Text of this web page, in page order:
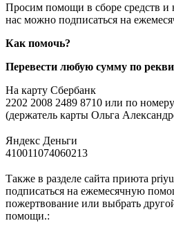
Просим помощи в сборе средств и
нас можно подписаться на
Как помочь?
Перевести любую сумму по
На карту Сбербанк
2202 2008 2489 8710 или по
(держатель карты Ольга
Яндекс Деньги
410011074060213
Также в разделе сайта приюта
подписаться на ежемесячную
пожертвование или выбрать
помощи.: